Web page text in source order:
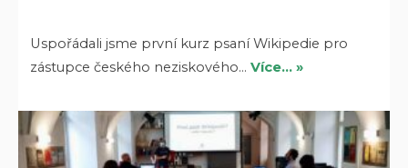
Uspořádali jsme první kurz psaní Wikipedie pro
zástupce českého neziskového…Více… »